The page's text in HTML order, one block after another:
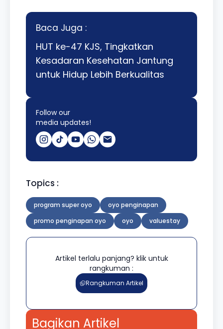
Baca Juga :
HUT ke-47 KJS, Tingkatkan
Kesadaran Kesehatan Jantung
untuk Hidup Lebih Berkualitas
Follow our
media updates!
Topics :
program super oyo
oyo penginapan
promo penginapan oyo
oyo valuestay
Artikel terlalu panjang? klik untuk
rangkuman :
Rangkuman Artikel
Bagikan Artikel